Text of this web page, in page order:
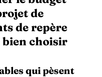
de
de repère
bien choisir
qui pèsent